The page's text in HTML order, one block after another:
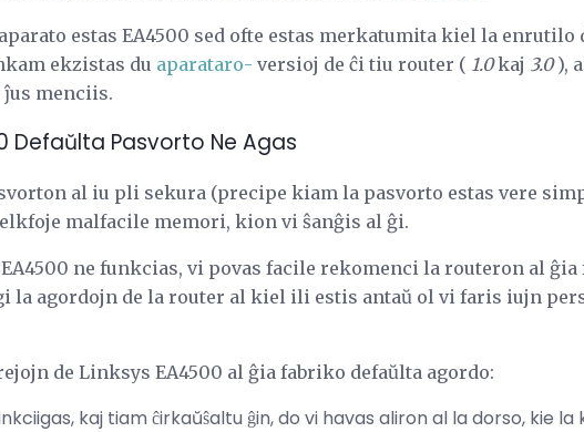
estas EA4500 sed ofte estas merkatumita kiel la enrutilo
ekzistas du aparataro- versioj de ĉi tiu router ( 1.0kaj 3.0),
menciis.
Defaŭlta Pasvorto Ne Agas
al iu pli sekura (precipe kiam la pasvorto estas vere
malfacile memori, kion vi ŝanĝis al ĝi.
ne funkcias, vi povas facile rekomenci la routeron al
la agordojn de la router al kiel ili estis antaŭ ol vi faris iujn
de Linksys EA4500 al ĝia fabriko defaŭlta agordo:
kaj tiam ĉirkaŭŝaltu ĝin, do vi havas aliron al la dorso, kie la